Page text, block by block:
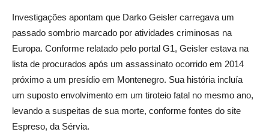
Investigações apontam que Darko Geisler carregava um
passado sombrio marcado por atividades criminosas na
Europa. Conforme relatado pelo portal G1, Geisler estava na
lista de procurados após um assassinato ocorrido em 2014
próximo a um presídio em Montenegro. Sua história incluía
um suposto envolvimento em um tiroteio fatal no mesmo ano,
levando a suspeitas de sua morte, conforme fontes do site
Espreso, da Sérvia.